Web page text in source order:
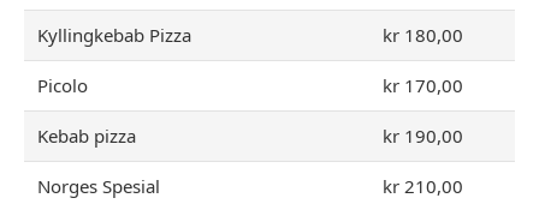
Kyllingkebab Pizza kr 180,00
Picolo kr 170,00
Kebab pizza kr 190,00
Norges Spesial kr 210,00